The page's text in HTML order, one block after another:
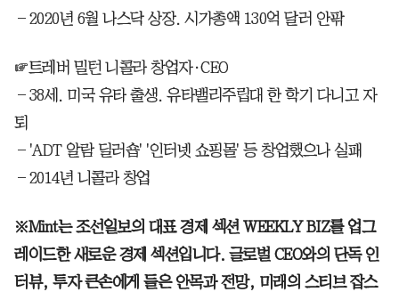
―2020년 6월 나스닥 상장. 시가총액 130억 달러 안팎
☞트레버 밀턴 니콜라 창업자·CEO
―38세. 미국 유타 출생. 유타밸리주립대 한 학기 다니고 자
퇴
―'ADT 알람 딜러숍' '인터넷 쇼핑몰' 등 창업했으나 실패
―2014년 니콜라 창업
※Mint는 조선일보의 대표 경제 섹션 WEEKLY BIZ를 업그
레이드한 새로운 경제 섹션입니다. 글로벌 CEO와의 단독 인
터뷰, 투자 큰손에게 들은 안목과 전망, 미래의 스티브 잡스